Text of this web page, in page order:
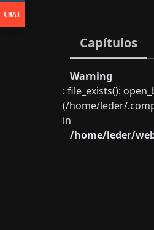
Capítulos
Warning
: file_exists():
(/home/leder/
in
/home/leder/